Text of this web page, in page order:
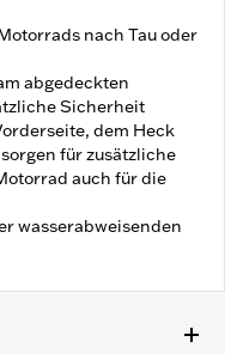
nach Tau oder
abgedeckten
Sicherheit
dem Heck
für zusätzliche
auch für die
wasserabweisenden